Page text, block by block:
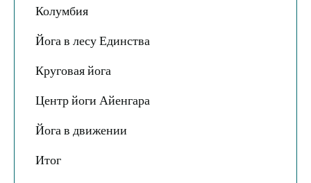
Колумбия
Йога в лесу Единства
Круговая йога
Центр йоги Айенгара
Йога в движении
Итог